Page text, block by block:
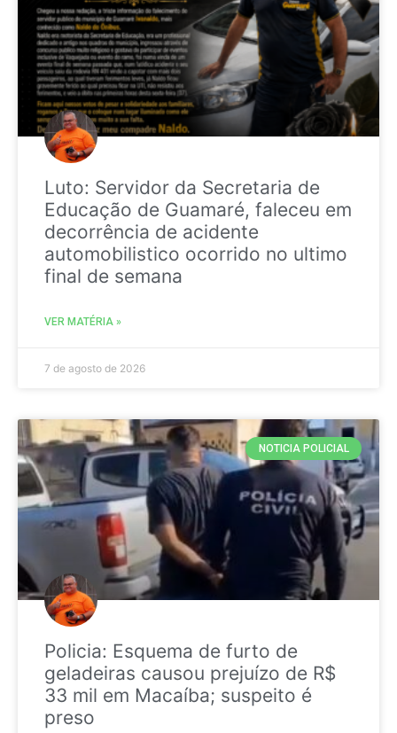
Luto: Servidor da Secretaria de
Educação de Guamaré, faleceu em
decorrência de acidente
automobilistico ocorrido no ultimo
final de semana
VER MATÉRIA »
7 de agosto de 2026
NOTICIA POLICIAL
Policia: Esquema de furto de
geladeiras causou prejuízo de R$
33 mil em Macaíba; suspeito é
preso